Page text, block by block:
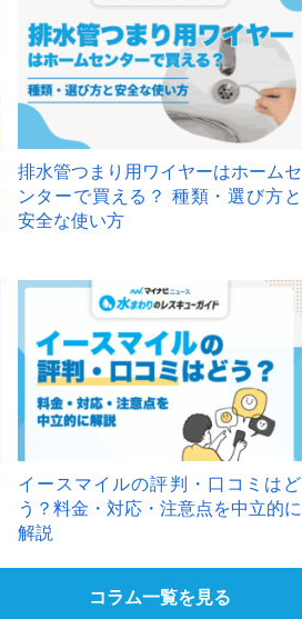
排水管つまり用ワイヤーはホームセ
ンターで買える？ 種類・選び方と
安全な使い方
イースマイルの評判・口コミはど
う？料金・対応・注意点を中立的に
解説
コラム一覧を見る